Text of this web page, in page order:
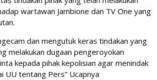
wartawan Jambione dan TV One yang
dan mengutuk keras tindakan yang
melakukan dugaan pengeroyokan
kepada pihak kepolisian agar menindak
UU tentang Pers” Ucapnya